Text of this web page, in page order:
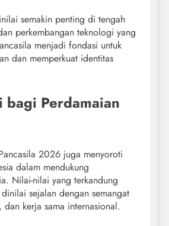
semakin penting di tengah
perkembangan teknologi yang
menjadi fondasi untuk
dan memperkuat identitas
bagi Perdamaian
2026 juga menyoroti
dalam mendukung
Nilai-nilai yang terkandung
sejalan dengan semangat
kerja sama internasional.